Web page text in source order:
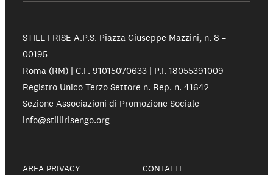
STILL I RISE A.P.S. Piazza Giuseppe Mazzini, n. 8 –
00195
Roma (RM) | C.F. 91015070633 | P.I. 18055391009
Registro Unico Terzo Settore n. Rep. n. 41642
Sezione Associazioni di Promozione Sociale
info@stillirisengo.org
AREA PRIVACY
CONTATTI